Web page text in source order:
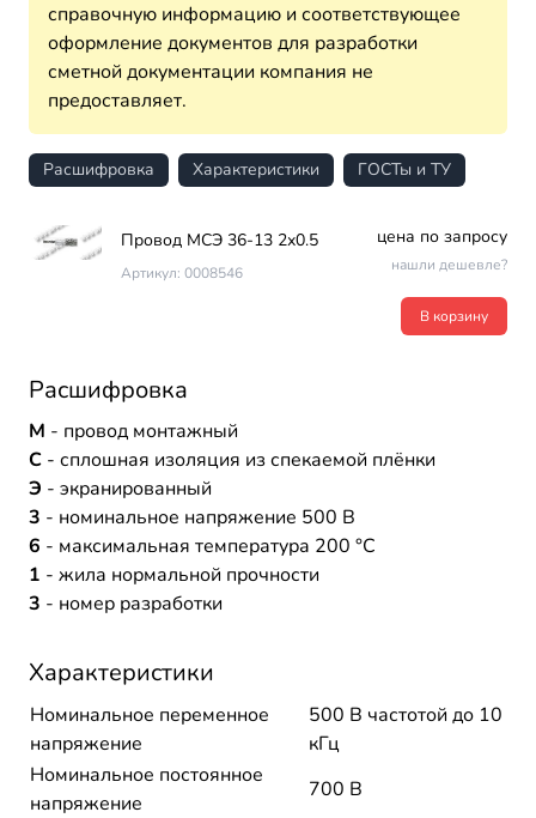
справочную информацию и соответствующее
оформление документов для разработки
сметной документации компания не
предоставляет.
Расшифровка Характеристики ГОСТы и ТУ
Провод МСЭ 36-13 2х0.5
Артикул: 0008546
цена по запросу
нашли дешевле?
В корзину
Расшифровка
М - провод монтажный
С - сплошная изоляция из спекаемой плёнки
Э - экранированный
3 - номинальное напряжение 500 В
6 - максимальная температура 200 °C
1 - жила нормальной прочности
3 - номер разработки
Характеристики
Номинальное переменное
напряжение
500 В частотой до 10
кГц
Номинальное постоянное
напряжение
700 В